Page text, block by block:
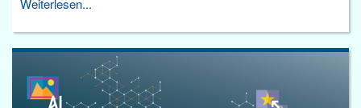
Weiterlesen...